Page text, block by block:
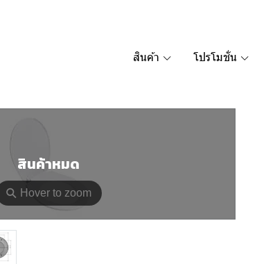
สินค้า โปรโมชั่น
⚲ Hover to zoom
สินค้าหมด